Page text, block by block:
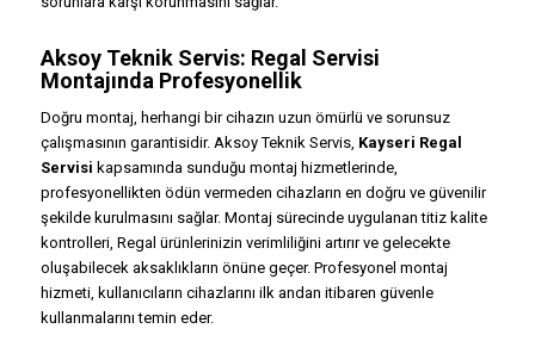
Aksoy Teknik Servis: Regal Servisi
Montajında Profesyonellik
Doğru montaj, herhangi bir cihazın uzun ömürlü ve sorunsuz
çalışmasının garantisidir. Aksoy Teknik Servis, Kayseri Regal
Servisi kapsamında sunduğu montaj hizmetlerinde,
profesyonellikten ödün vermeden cihazların en doğru ve güvenilir
şekilde kurulmasını sağlar. Montaj sürecinde uygulanan titiz kalite
kontrolleri, Regal ürünlerinizin verimliliğini artırır ve gelecekte
oluşabilecek aksaklıkların önüne geçer. Profesyonel montaj
hizmeti, kullanıcıların cihazlarını ilk andan itibaren güvenle
kullanmalarını temin eder.